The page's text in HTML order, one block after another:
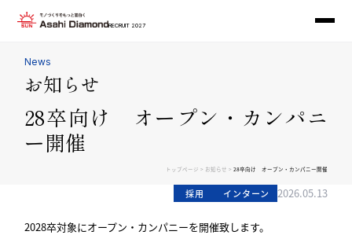
RECRUIT 2027
News
お知らせ
28卒向け オープン・カンパニ
ー開催
トップページ > お知らせ > 28卒向け オープン・カンパニー開催
採用 インターン 2026.05.13
2028卒対象にオープン・カンパニーを開催致します。